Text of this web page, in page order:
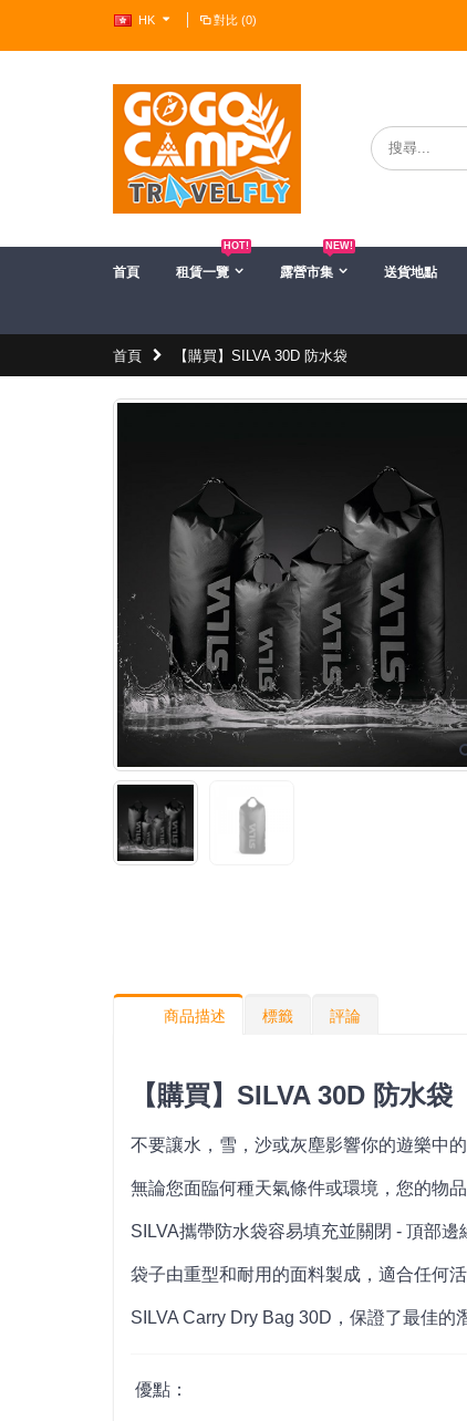
HK 對比 (0)
首頁 租賃一覽
HOT!
露營市集
NEW!
送貨地點
首頁 【購買】SILVA 30D 防水袋
商品描述 標籤 評論
【購買】SILVA 30D 防水袋
不要讓水，雪，沙或灰塵影響你的遊樂中
無論您面臨何種天氣條件或環境，您的物
SILVA攜帶防水袋容易填充並關閉 - 頂部
袋子由重型和耐用的面料製成，適合任何活
SILVA Carry Dry Bag 30D，保證了最佳的
優點：